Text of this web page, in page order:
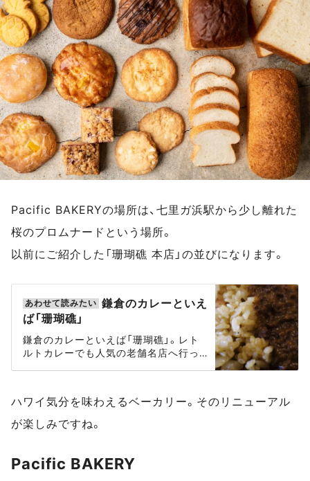
Pacific BAKERYの場所は、七里ガ浜駅から少し離れた
桜のプロムナードという場所。
以前にご紹介した「珊瑚礁 本店」の並びになります。
鎌倉のカレーといえ
ば「珊瑚礁」
鎌倉のカレーといえば「珊瑚礁」。レト
ルトカレーでも人気の老舗名店へ行っ
ハワイ気分を味わえるベーカリー。そのリニューアル
が楽しみですね。
Pacific BAKERY